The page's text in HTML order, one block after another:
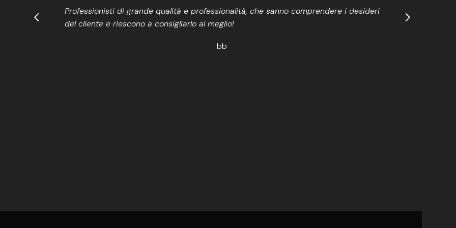
Professionisti di grande qualità e professionalità, che sanno comprendere i desideri
del cliente e riescono a consigliarlo al meglio!
bb